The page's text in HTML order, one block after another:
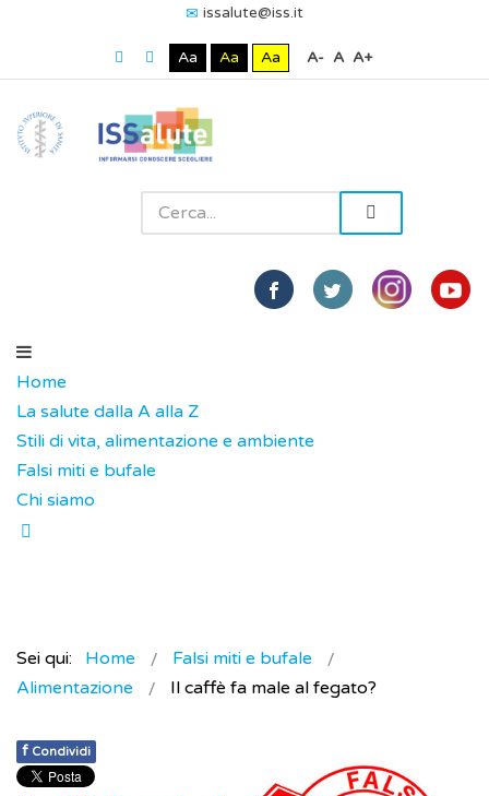
issalute@iss.it
Aa Aa Aa A- A A+
Home
La salute dalla A alla Z
Stili di vita, alimentazione e ambiente
Falsi miti e bufale
Chi siamo
Sei qui: Home
Falsi miti e bufale
Alimentazione
Il caffè fa male al fegato?
f Condividi